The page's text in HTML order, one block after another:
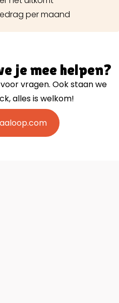
per maand
je mee helpen?
vragen. Ook staan we
alles is welkom!